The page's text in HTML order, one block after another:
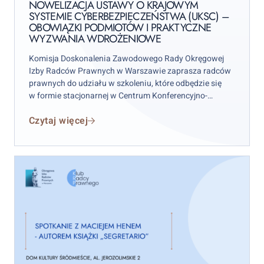
(UKSC)
obowiązki
podmiotów
praktyczne
wyzwania
wdrożeniowe
NOWELIZACJA USTAWY O KRAJOWYM
SYSTEMIE CYBERBEZPIECZEŃSTWA (UKSC) –
OBOWIĄZKI PODMIOTÓW I PRAKTYCZNE
WYZWANIA WDROŻENIOWE
Komisja Doskonalenia Zawodowego Rady Okręgowej
Izby Radców Prawnych w Warszawie zaprasza radców
prawnych do udziału w szkoleniu, które odbędzie się
w formie stacjonarnej w Centrum Konferencyjno-
ul. Żytniej 15 lok. 16 w dniu
Czytaj więcej